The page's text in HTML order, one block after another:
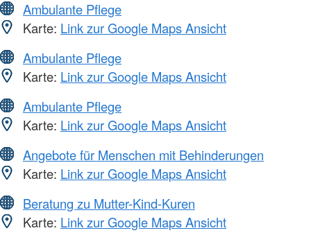
Ambulante Pflege
Karte: Link zur Google Maps Ansicht
Ambulante Pflege
Karte: Link zur Google Maps Ansicht
Ambulante Pflege
Karte: Link zur Google Maps Ansicht
Angebote für Menschen mit Behinderungen
Karte: Link zur Google Maps Ansicht
Beratung zu Mutter-Kind-Kuren
Karte: Link zur Google Maps Ansicht